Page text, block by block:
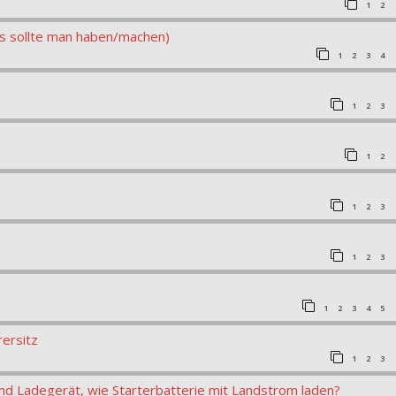
1 2
sollte man haben/machen)
1 2 3 4
1 2 3
1 2
1 2 3
1 2 3
1 2 3 4 5
1 2 3
Ladegerät, wie Starterbatterie mit Landstrom laden?